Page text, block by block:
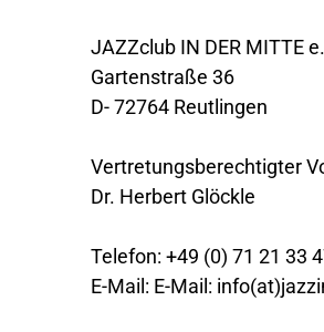
JAZZclub IN DER MITTE
Gartenstraße 36
D- 72764 Reutlingen
Vertretungsberechtigter
Dr. Herbert Glöckle
Telefon: +49 (0) 71 21 33
E-Mail: E-Mail: